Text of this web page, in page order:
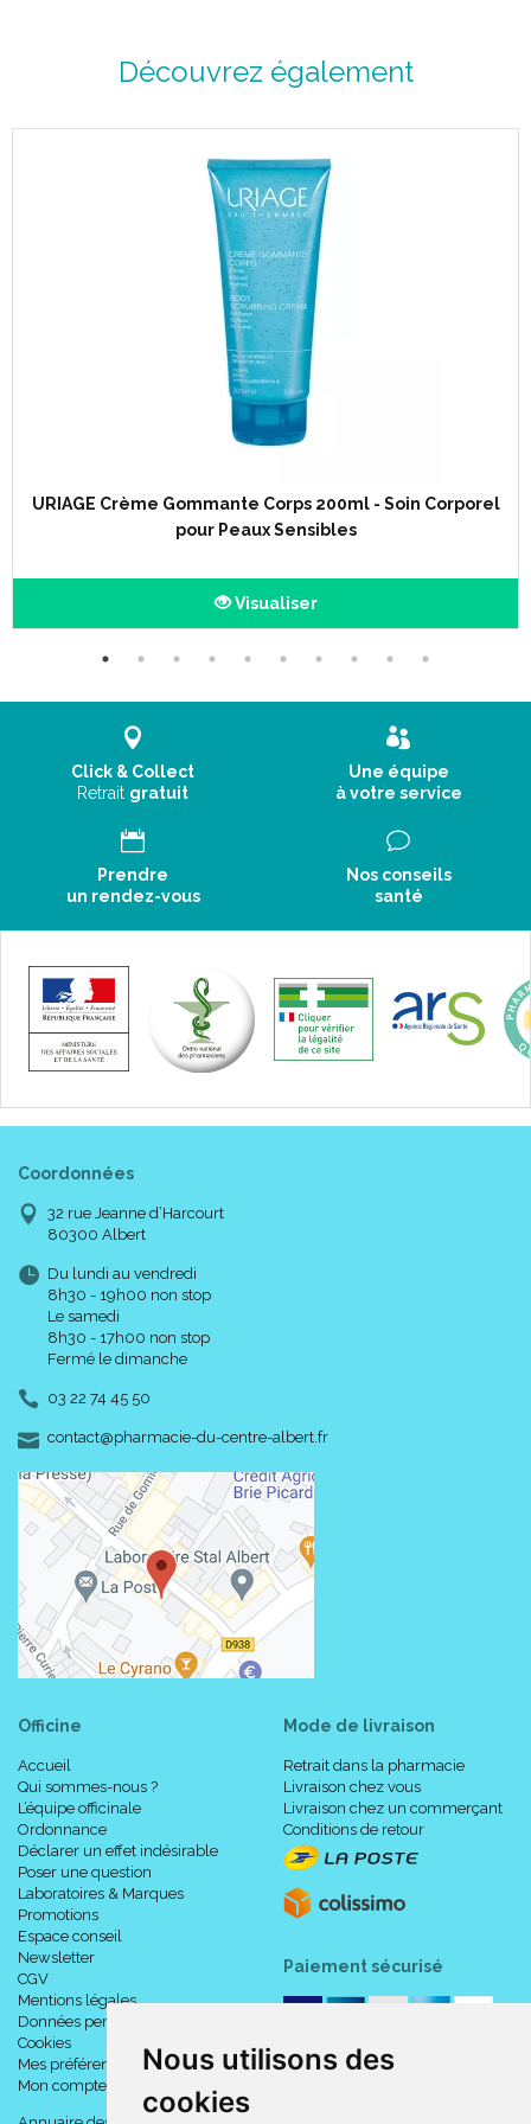
Nous utilisons des
cookies
Découvrez également
URIAGE Crème Gommante Corps 200ml - Soin Corporel
pour Peaux Sensibles
Visualiser
Click & Collect
Retrait gratuit
Une équipe
à votre service
Prendre
un rendez-vous
Nos conseils
santé
Coordonnées
32 rue Jeanne d’Harcourt
80300 Albert
Du lundi au vendredi
8h30 - 19h00 non stop
Le samedi
8h30 - 17h00 non stop
Fermé le dimanche
03 22 74 45 50
contact-
@-
pharmacie-du-centre-albert.fr
Officine
Accueil
Qui sommes-nous ?
L’équipe officinale
Ordonnance
Déclarer un effet indésirable
Poser une question
Laboratoires & Marques
Promotions
Espace conseil
Newsletter
CGV
Mentions légales
Données personnelles
Cookies
Mes préférences Cookies
Mon compte
Mode de livraison
Retrait dans la pharmacie
Livraison chez vous
Livraison chez un commerçant
Conditions de retour
Paiement sécurisé